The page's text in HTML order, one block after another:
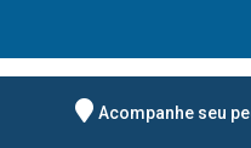
Acompanhe seu